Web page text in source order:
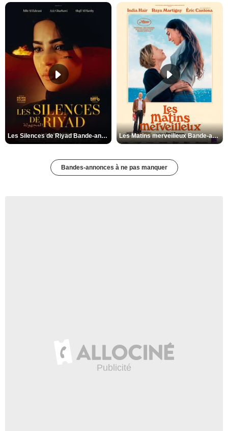
Les Silences de Riyad Bande-annonce VO STFR Les Matins merveilleux Bande-annonce VF
Bandes-annonces à ne pas manquer